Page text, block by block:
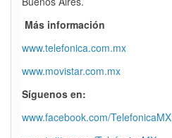
Más información
www.telefonica.com.mx
www.movistar.com.mx
Síguenos en:
www.facebook.com/TelefonicaMX